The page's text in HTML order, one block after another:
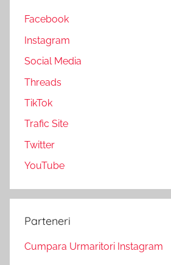
Facebook
Instagram
Social Media
Threads
TikTok
Trafic Site
Twitter
YouTube
Parteneri
Cumpara Urmaritori Instagram